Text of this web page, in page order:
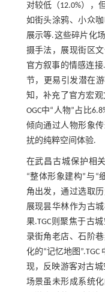
对较低（12.0%），
如街头涂鸦、小众
展示等.这些碎片化
摄手法，展现街区
官方叙事的情感连
节，更易引发潜在
知，补充了官方宏观
OGC中“人物”占比
倾向通过人物形象
扰的纯粹空间体验.
在武昌古城保护相
“整体形象建构”与“
角出发，通过选取
展现昙华林作为古
果.TGC则聚焦于古
录街角老店、石阶
化的“记忆地图
现，反映游客对古
场景虽未形成系统